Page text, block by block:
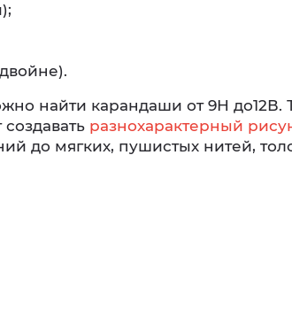
найти карандаши от 9Н до12В.
создавать разнохарактерный
до мягких, пушистых нитей,